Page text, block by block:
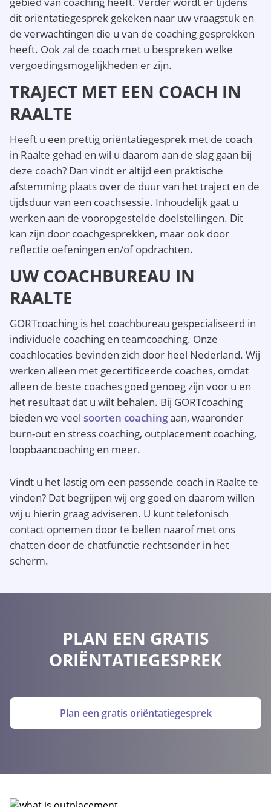
dit oriëntatiegesprek gekeken naar uw vraagstuk en
de verwachtingen die u van de coaching gesprekken
heeft. Ook zal de coach met u bespreken welke
vergoedingsmogelijkheden er zijn.
TRAJECT MET EEN COACH IN
RAALTE
Heeft u een prettig oriëntatiegesprek met de coach
in Raalte gehad en wil u daarom aan de slag gaan bij
deze coach? Dan vindt er altijd een praktische
afstemming plaats over de duur van het traject en de
tijdsduur van een coachsessie. Inhoudelijk gaat u
werken aan de vooropgestelde doelstellingen. Dit
kan zijn door coachgesprekken, maar ook door
reflectie oefeningen en/of opdrachten.
UW COACHBUREAU IN
RAALTE
GORTcoaching is het coachbureau gespecialiseerd in
individuele coaching en teamcoaching. Onze
coachlocaties bevinden zich door heel Nederland. Wij
werken alleen met gecertificeerde coaches, omdat
alleen de beste coaches goed genoeg zijn voor u en
het resultaat dat u wilt behalen. Bij GORTcoaching
bieden we veel soorten coachingaan, waaronder
burn-out en stress coaching, outplacement coaching,
loopbaancoaching en meer.
Vindt u het lastig om een passende coach in Raalte te
vinden? Dat begrijpen wij erg goed en daarom willen
wij u hierin graag adviseren. U kunt telefonisch
contact opnemen door te bellen naarof met ons
chatten door de chatfunctie rechtsonder in het
scherm.
PLAN EEN GRATIS
ORIËNTATIEGESPREK
Plan een gratis oriëntatiegesprek